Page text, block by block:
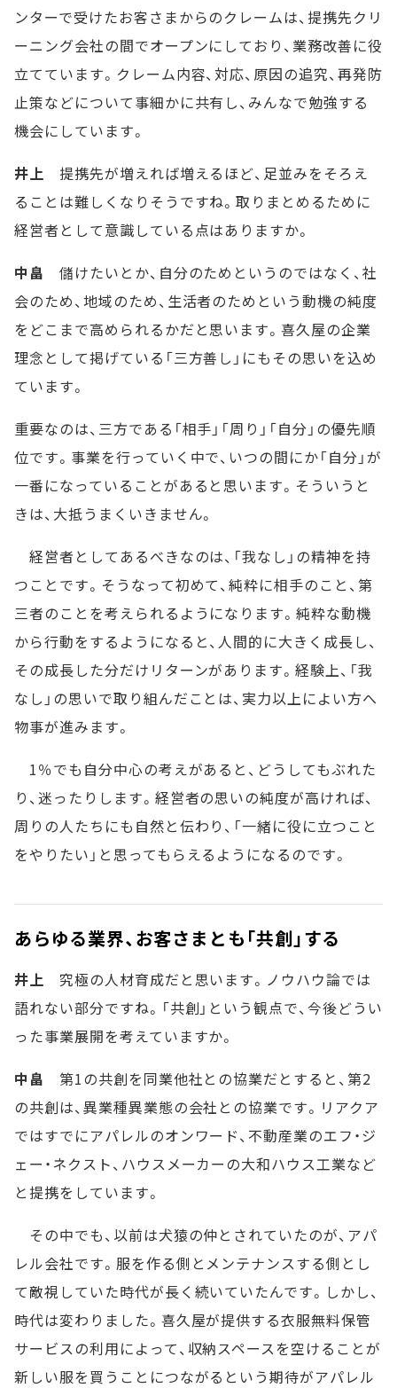
ンターで受けたお客さまからのクレームは、提携先クリ
ーニング会社の間でオープンにしており、業務改善に役
立てています。クレーム内容、対応、原因の追究、再発防
止策などについて事細かに共有し、みんなで勉強する
機会にしています。
井上 提携先が増えれば増えるほど、足並みをそろえ
ることは難しくなりそうですね。取りまとめるために
経営者として意識している点はありますか。
中畠 儲けたいとか、自分のためというのではなく、社
会のため、地域のため、生活者のためという動機の純度
をどこまで高められるかだと思います。喜久屋の企業
理念として掲げている「三方善し」にもその思いを込め
ています。
重要なのは、三方である「相手」「周り」「自分」の優先順
位です。事業を行っていく中で、いつの間にか「自分」が
一番になっていることがあると思います。そういうと
きは、大抵うまくいきません。
経営者としてあるべきなのは、「我なし」の精神を持
つことです。そうなって初めて、純粋に相手のこと、第
三者のことを考えられるようになります。純粋な動機
から行動をするようになると、人間的に大きく成長し、
その成長した分だけリターンがあります。経験上、「我
なし」の思いで取り組んだことは、実力以上によい方へ
物事が進みます。
1％でも自分中心の考えがあると、どうしてもぶれた
り、迷ったりします。経営者の思いの純度が高ければ、
周りの人たちにも自然と伝わり、「一緒に役に立つこと
をやりたい」と思ってもらえるようになるのです。
あらゆる業界、お客さまとも「共創」する
井上 究極の人材育成だと思います。ノウハウ論では
語れない部分ですね。「共創」という観点で、今後どうい
った事業展開を考えていますか。
中畠 第1の共創を同業他社との協業だとすると、第2
の共創は、異業種異業態の会社との協業です。リアクア
ではすでにアパレルのオンワード、不動産業のエフ・ジ
ェー・ネクスト、ハウスメーカーの大和ハウス工業など
と提携をしています。
その中でも、以前は犬猿の仲とされていたのが、アパ
レル会社です。服を作る側とメンテナンスする側とし
て敵視していた時代が長く続いていたんです。しかし、
時代は変わりました。喜久屋が提供する衣服無料保管
サービスの利用によって、収納スペースを空けることが
新しい服を買うことにつながるという期待がアパレル